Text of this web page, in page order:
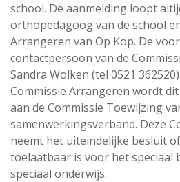
school. De aanmelding loopt
orthopedagoog van de school
Arrangeren van Op Kop. De
contactpersoon van de
Sandra Wolken (tel 0521
Commissie Arrangeren wordt
aan de Commissie Toewijzing
samenwerkingsverband. Deze
neemt het uiteindelijke besluit
toelaatbaar is voor het speciaal
speciaal onderwijs.